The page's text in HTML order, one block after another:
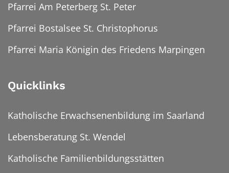
Pfarrei Am Peterberg St. Peter
Pfarrei Bostalsee St. Christophorus
Pfarrei Maria Königin des Friedens Marpingen
Quicklinks
Katholische Erwachsenenbildung im Saarland
Lebensberatung St. Wendel
Katholische Familienbildungsstätten